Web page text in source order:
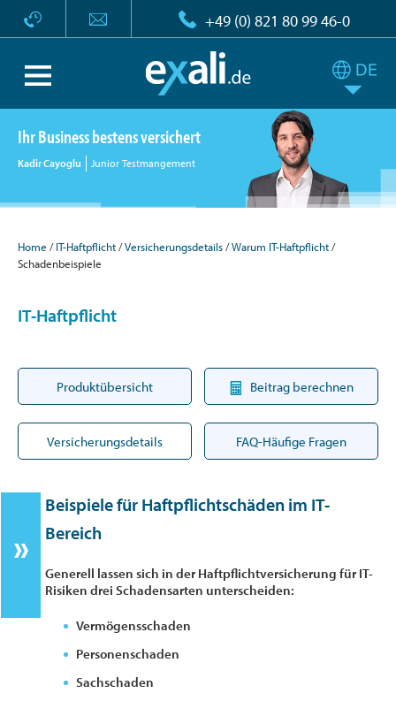
+49 (0) 821 80 99 46-0
Ihr Business bestens versichert
Kadir Cayoglu Junior Testmangement
Home IT-Haftpflicht Versicherungsdetails
Warum IT-Haftpflicht
Schadenbeispiele
IT-Haftpflicht
Produktübersicht Beitrag berechnen
Versicherungsdetails FAQ-Häufige Fragen
Beispiele für Haftpflichtschäden im IT-
Bereich
Generell lassen sich in der Haftpflichtversicherung für IT-
Risiken drei Schadensarten unterscheiden:
Vermögensschaden
Personenschaden
Sachschaden